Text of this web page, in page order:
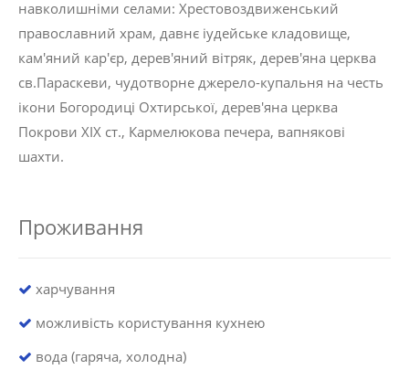
навколишніми селами: Хрестовоздвиженський
православний храм, давнє іудейське кладовище,
кам'яний кар'єр, дерев'яний вітряк, дерев'яна церква
св.Параскеви, чудотворне джерело-купальня на честь
ікони Богородиці Охтирської, дерев'яна церква
Покрови ХІХ ст., Кармелюкова печера, вапнякові
шахти.
Проживання
харчування
можливість користування кухнею
вода (гаряча, холодна)